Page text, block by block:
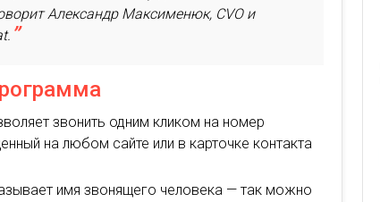
Александр Максименюк, CVO и
звонить одним кликом на номер
на любом сайте или в карточке контакта
имя звонящего человека — так можно